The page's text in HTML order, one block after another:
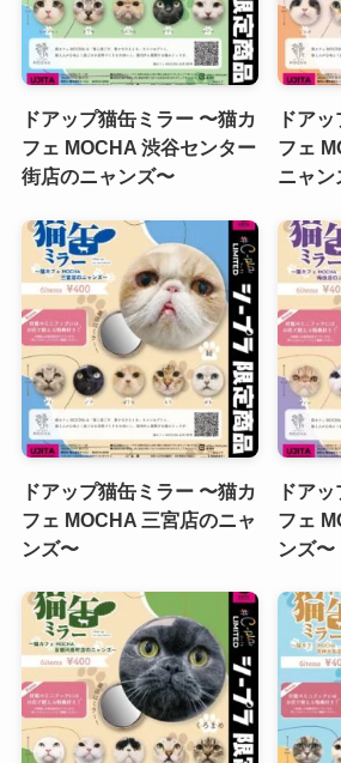
ドアップ猫缶ミラー 〜猫カ
フェ MOCHA 渋谷センター
街店のニャンズ〜
ドア
フェ
ニャン
ドアップ猫缶ミラー 〜猫カ
フェ MOCHA 三宮店のニャ
ンズ〜
ドア
フェ
ンズ〜